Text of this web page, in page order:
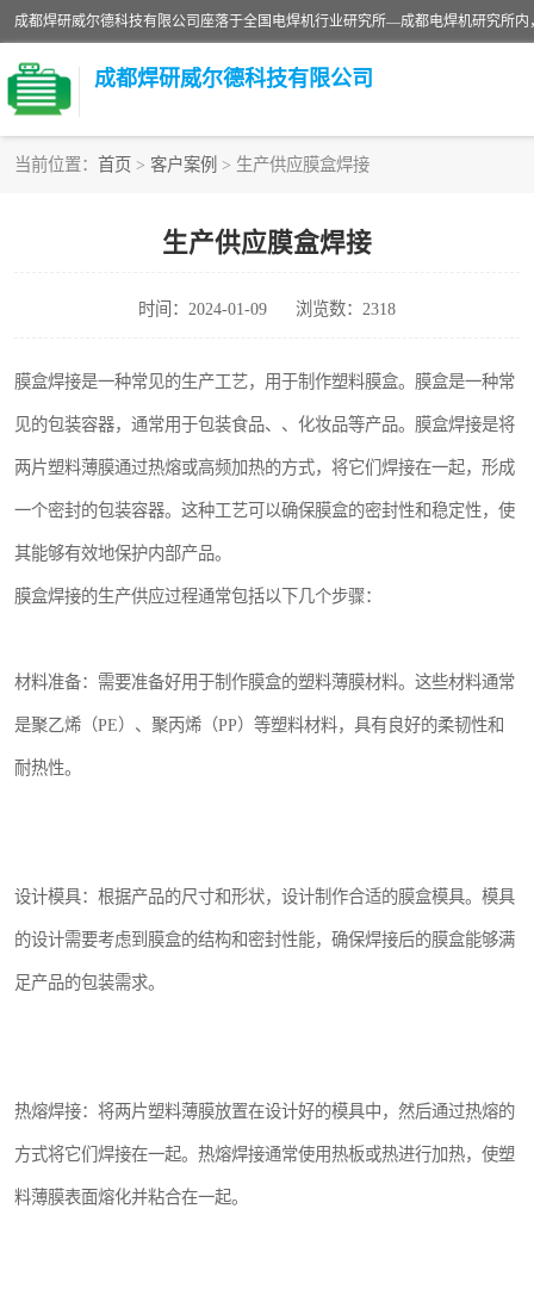
成都焊研威尔德科技有限公司
当前位置： 首页 > 客户案例 > 生产供应膜盒焊接
生产供应膜盒焊接
时间：2024-01-09 浏览数：2318
膜盒焊接是一种常见的生产工艺，用于制作塑料膜盒。膜盒是一种常
见的包装容器，通常用于包装食品、、化妆品等产品。膜盒焊接是将
两片塑料薄膜通过热熔或高频加热的方式，将它们焊接在一起，形成
一个密封的包装容器。这种工艺可以确保膜盒的密封性和稳定性，使
其能够有效地保护内部产品。
膜盒焊接的生产供应过程通常包括以下几个步骤：
材料准备：需要准备好用于制作膜盒的塑料薄膜材料。这些材料通常
是聚乙烯（PE）、聚丙烯（PP）等塑料材料，具有良好的柔韧性和
耐热性。
设计模具：根据产品的尺寸和形状，设计制作合适的膜盒模具。模具
的设计需要考虑到膜盒的结构和密封性能，确保焊接后的膜盒能够满
足产品的包装需求。
热熔焊接：将两片塑料薄膜放置在设计好的模具中，然后通过热熔的
方式将它们焊接在一起。热熔焊接通常使用热板或热进行加热，使塑
料薄膜表面熔化并粘合在一起。
CO2气保焊机